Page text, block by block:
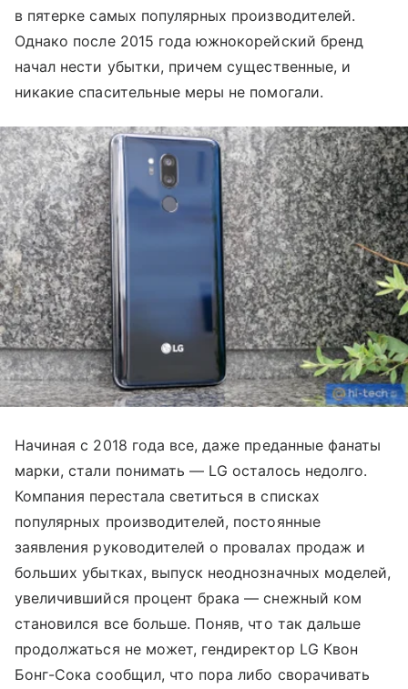
в пятерке самых популярных производителей.
Однако после 2015 года южнокорейский бренд
начал нести убытки, причем существенные, и
никакие спасительные меры не помогали.
Начиная с 2018 года все, даже преданные фанаты
марки, стали понимать — LG осталось недолго.
Компания перестала светиться в списках
популярных производителей, постоянные
заявления руководителей о провалах продаж и
больших убытках, выпуск неоднозначных моделей,
увеличившийся процент брака — снежный ком
становился все больше. Поняв, что так дальше
продолжаться не может, гендиректор LG Квон
Бонг-Сока сообщил, что пора либо сворачивать